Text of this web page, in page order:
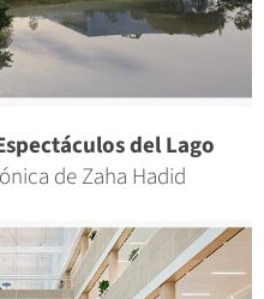
del Lago
de Zaha Hadid